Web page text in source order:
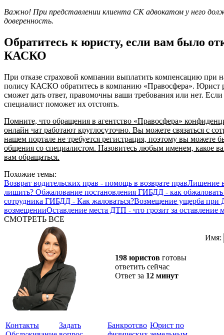
Важно! При представлении клиента СК адвокатом у него
доверенность.
Обратитесь к юристу, если вам было
КАСКО
При отказе страховой компании выплатить компенсацию при
полису КАСКО обратитесь в компанию «Правосфера». Юрист
сможет дать ответ, правомочны ваши требования или нет.
специалист поможет их отстоять.
Помните, что обращения в агентство «Правосфера»
онлайн чат работают круглосуточно. Вы можете связаться с
нашем портале не требуется регистрация, поэтому вы можете
общения со специалистом. Назовитесь любым именем, какое
вам обращаться.
Похожие темы:
Возврат водительских прав - помощь в возврате правЛишение
лишить? Обжалование постановления ГИБДД - как
сотрудника ГИБДД - Как жаловаться?Возмещение ущерба
возмещенииОставление места ДТП - что грозит за оставление
СМОТРЕТЬ ВСЕ
198 юристов готовы
ответить сейчас
Ответ за 12 минут
Имя:
Контакты
Задать
Банкротсво Юрист по